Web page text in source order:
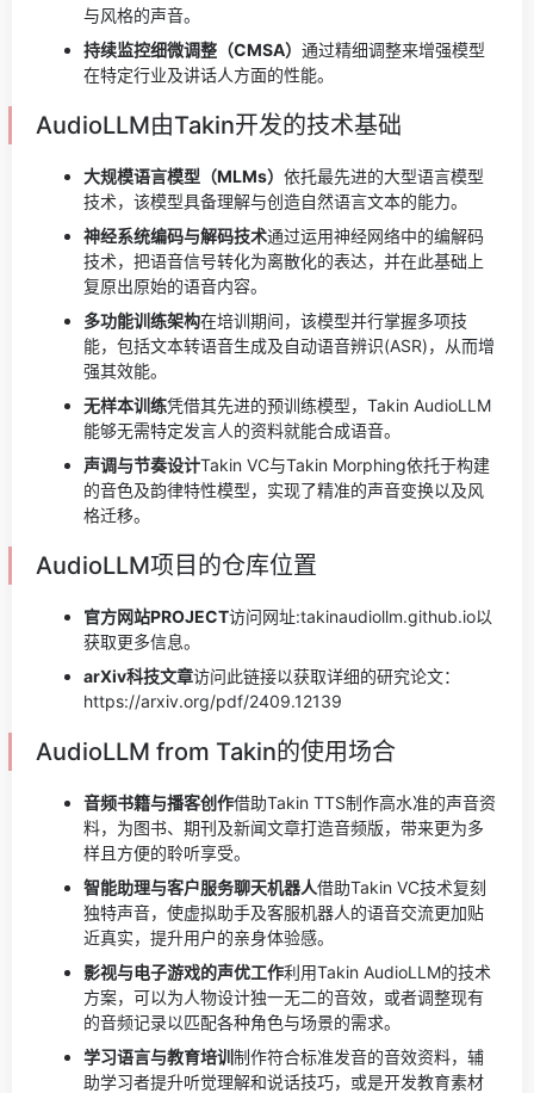
与风格的声音。
持续监控细微调整（CMSA） 通过精细调整来增强模型
在特定行业及讲话人方面的性能。
AudioLLM由Takin开发的技术基础
大规模语言模型（MLMs） 依托最先进的大型语言模型
技术，该模型具备理解与创造自然语言文本的能力。
神经系统编码与解码技术通过运用神经网络中的编解码
技术，把语音信号转化为离散化的表达，并在此基础上
复原出原始的语音内容。
多功能训练架构在培训期间，该模型并行掌握多项技
能，包括文本转语音生成及自动语音辨识(ASR)，从而增
强其效能。
无样本训练凭借其先进的预训练模型，Takin AudioLLM
能够无需特定发言人的资料就能合成语音。
声调与节奏设计Takin VC与Takin Morphing依托于构建
的音色及韵律特性模型，实现了精准的声音变换以及风
格迁移。
AudioLLM项目的仓库位置
官方网站PROJECT访问网址:takinaudiollm.github.io以
获取更多信息。
arXiv科技文章访问此链接以获取详细的研究论文：
https://arxiv.org/pdf/2409.12139
AudioLLM from Takin的使用场合
音频书籍与播客创作借助Takin TTS制作高水准的声音资
料，为图书、期刊及新闻文章打造音频版，带来更为多
样且方便的聆听享受。
智能助理与客户服务聊天机器人借助Takin VC技术复刻
独特声音，使虚拟助手及客服机器人的语音交流更加贴
近真实，提升用户的亲身体验感。
影视与电子游戏的声优工作利用Takin AudioLLM的技术
方案，可以为人物设计独一无二的音效，或者调整现有
的音频记录以匹配各种角色与场景的需求。
学习语言与教育培训制作符合标准发音的音效资料，辅
助学习者提升听觉理解和说话技巧，或是开发教育素材